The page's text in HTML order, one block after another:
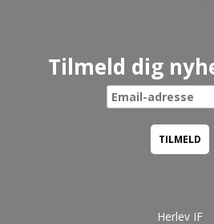
Tilmeld dig
Herlev IF